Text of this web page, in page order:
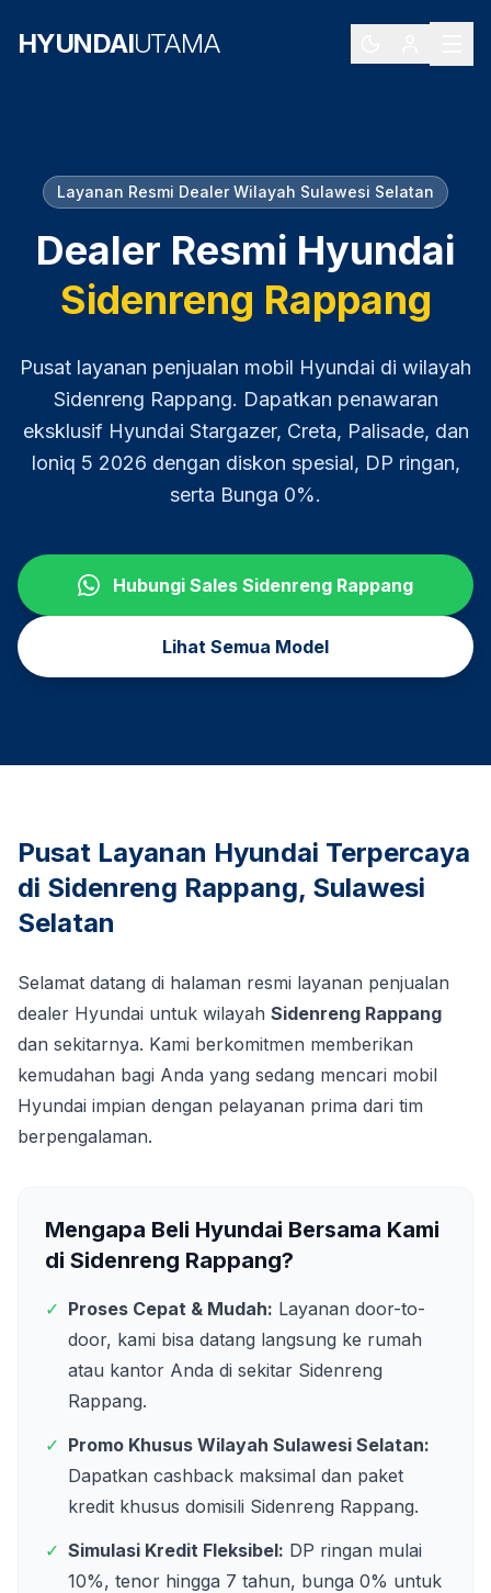
HYUNDAIUTAMA
Layanan Resmi Dealer Wilayah Sulawesi Selatan
Dealer Resmi Hyundai
Sidenreng Rappang
Pusat layanan penjualan mobil Hyundai di wilayah
Sidenreng Rappang. Dapatkan penawaran
eksklusif Hyundai Stargazer, Creta, Palisade, dan
Ioniq 5 2026 dengan diskon spesial, DP ringan,
serta Bunga 0%.
Hubungi Sales Sidenreng Rappang
Lihat Semua Model
Pusat Layanan Hyundai Terpercaya
di Sidenreng Rappang, Sulawesi
Selatan
Selamat datang di halaman resmi layanan penjualan
dealer Hyundai untuk wilayah Sidenreng Rappang
dan sekitarnya. Kami berkomitmen memberikan
kemudahan bagi Anda yang sedang mencari mobil
Hyundai impian dengan pelayanan prima dari tim
berpengalaman.
Mengapa Beli Hyundai Bersama Kami
di Sidenreng Rappang?
✓ Proses Cepat & Mudah: Layanan door-to-
door, kami bisa datang langsung ke rumah
atau kantor Anda di sekitar Sidenreng
Rappang.
✓ Promo Khusus Wilayah Sulawesi Selatan:
Dapatkan cashback maksimal dan paket
kredit khusus domisili Sidenreng Rappang.
✓ Simulasi Kredit Fleksibel: DP ringan mulai
10%, tenor hingga 7 tahun, bunga 0% untuk